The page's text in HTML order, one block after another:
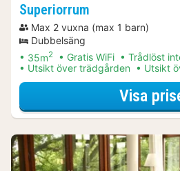
Superiorrum
Max 2 vuxna (max 1 barn)
Dubbelsäng
35m2 Gratis WiFi Trådlöst
Utsikt över trädgården
Utsikt
Visa